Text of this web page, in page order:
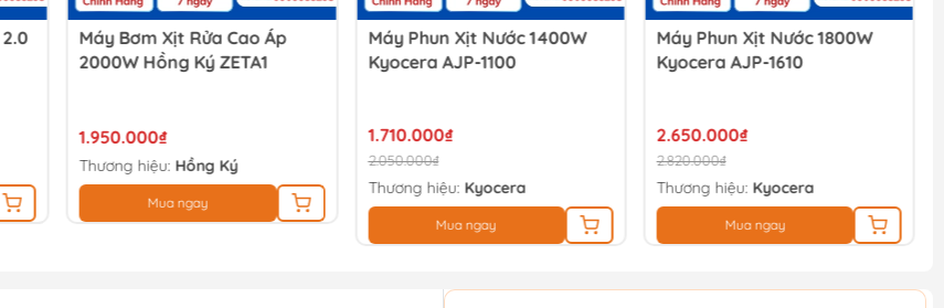
Máy Phun Xịt Nước 1400W
Kyocera AJP-1100
1.710.000₫
2.050.000₫
Thương hiệu:Kyocera
Mua ngay
Máy Phun Xịt Nước 1800W
Kyocera AJP-1610
2.650.000₫
2.820.000₫
Thương hiệu: Kyocera
Mua ngay
Máy Phun Xịt Nước 800W
Kyocera AJP-800
1.600.000₫
1.910.000₫
Thương hiệu: Kyocera
Mua ngay